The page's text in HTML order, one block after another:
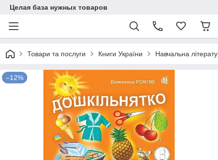
Целая база нужных товаров
Товари та послуги Книги України Навчальна
–12%